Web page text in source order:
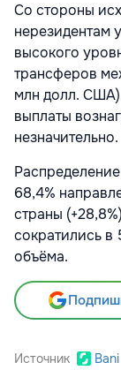
Со стороны
нерезидентам
высокого
трансферов
млн долл.
выплаты
незначительно.
68,4%
страны
сократились в
объёма.
Источник Bani